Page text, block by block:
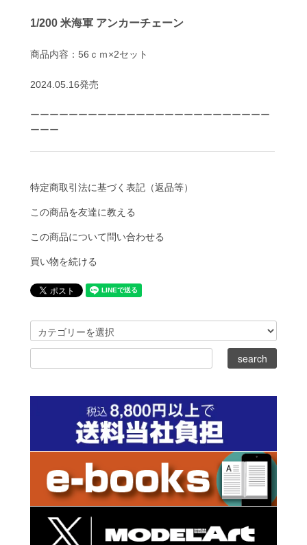
1/200 米海軍 アンカーチェーン
商品内容：56ｃｍ×2セット
2024.05.16発売
ーーーーーーーーーーーーーーーーーーーーーーーーー
ーーー
特定商取引法に基づく表記（返品等）
この商品を友達に教える
この商品について問い合わせる
買い物を続ける